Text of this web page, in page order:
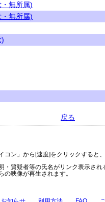
無所属)
無所属)
)
戻る
コン」から[速度]をクリックすると
・質疑者等の氏名がリンク表示さ
の映像が再生されます。